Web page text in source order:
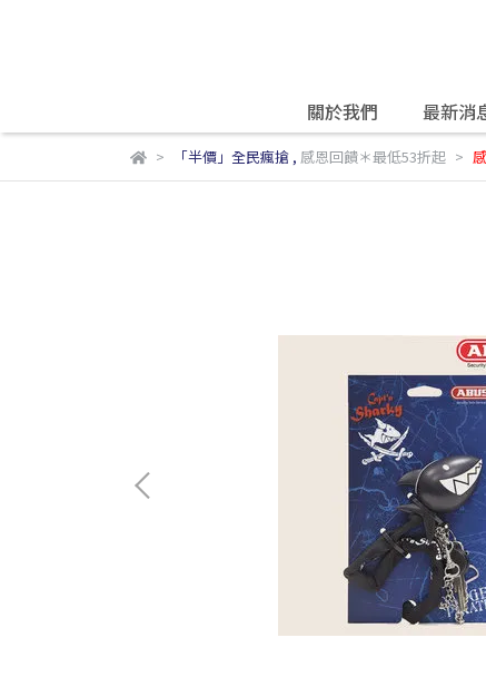
關於我們 最新消
「半價」全民瘋搶, 感恩回饋＊最低53折起